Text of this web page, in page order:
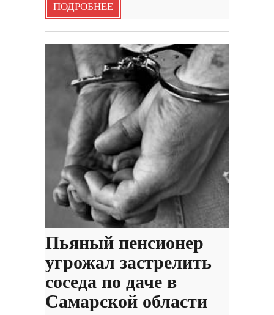
ПОДРОБНЕЕ
Пьяный пенсионер
угрожал застрелить
соседа по даче в
Самарской области